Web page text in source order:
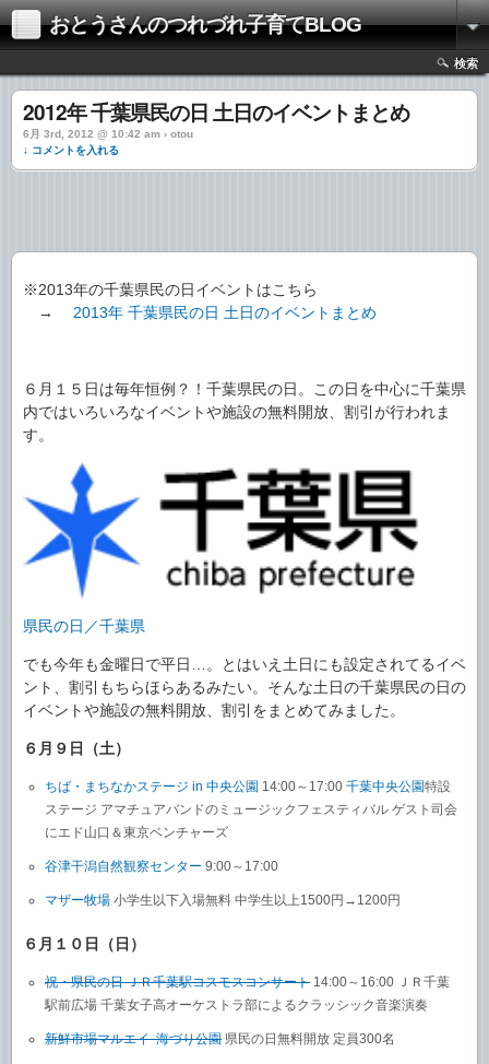
おとうさんのつれづれ子育てBLOG
検索
2012年 千葉県民の日 土日のイベントまとめ
6月 3rd, 2012 @ 10:42 am › otou
↓ コメントを入れる
※2013年の千葉県民の日イベントはこちら
→ 2013年 千葉県民の日 土日のイベントまとめ
６月１５日は毎年恒例？！千葉県民の日。この日を中心に千葉県
内ではいろいろなイベントや施設の無料開放、割引が行われま
す。
県民の日／千葉県
でも今年も金曜日で平日…。とはいえ土日にも設定されてるイベ
ント、割引もちらほらあるみたい。そんな土日の千葉県民の日の
イベントや施設の無料開放、割引をまとめてみました。
６月９日（土）
ちば・まちなかステージ in 中央公園 14:00～17:00 千葉中央公園特設
ステージ アマチュアバンドのミュージックフェスティバル ゲスト司会
にエド山口＆東京ベンチャーズ
谷津干潟自然観察センター 9:00～17:00
マザー牧場 小学生以下入場無料 中学生以上1500円→1200円
６月１０日（日）
祝・県民の日 ＪＲ千葉駅コスモスコンサート 14:00～16:00 ＪＲ千葉
駅前広場 千葉女子高オーケストラ部によるクラッシック音楽演奏
新鮮市場マルエイ 海づり公園 県民の日無料開放 定員300名